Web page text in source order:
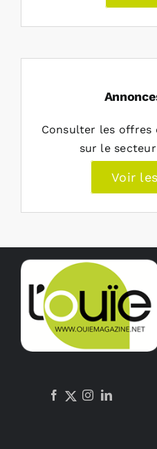
Consulter les offres
sur le
Voir